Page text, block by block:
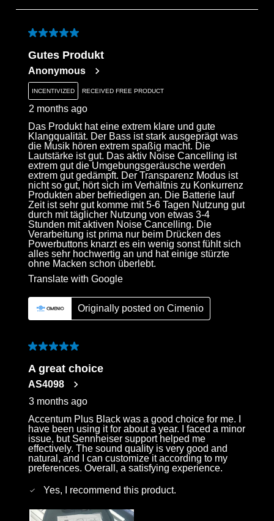
Reviews
5 out of 5 stars.
Gutes Produkt
Anonymous
INCENTIVIZED RECEIVED FREE PRODUCT
2 months ago
Das Produkt hat eine extrem klare und gute
Klangqualität. Der Bass ist stark ausgeprägt was
die Musik hören extrem spaßig macht. Die
Lautstärke ist gut. Das aktiv Noise Cancelling ist
extrem gut die Umgebungsgeräusche werden
extrem gut gedämpft. Der Transparenz Modus ist
nicht so gut, hört sich im Verhältnis zu Konkurrenz
Produkten aber befriedigen an. Die Batterie lauf
Zeit ist sehr gut komme mit 5-6 Tagen Nutzung gut
durch mit täglicher Nutzung von etwas 3-4
Stunden mit aktiven Noise Cancelling. Die
Verarbeitung ist prima nur beim Drücken des
Powerbuttons knarzt es ein wenig sonst fühlt sich
alles sehr hochwertig an und hat einige stürzte
ohne Macken schon überlebt.
Translate with Google
Originally posted on Cimenio
5 out of 5 stars.
A great choice
AS4098
3 months ago
Accentum Plus Black was a good choice for me. I
have been using it for about a year. I faced a minor
issue, but Sennheiser support helped me
effectively. The sound quality is very good and
natural, and I can customize it according to my
preferences. Overall, a satisfying experience.
Yes, I recommend this product.